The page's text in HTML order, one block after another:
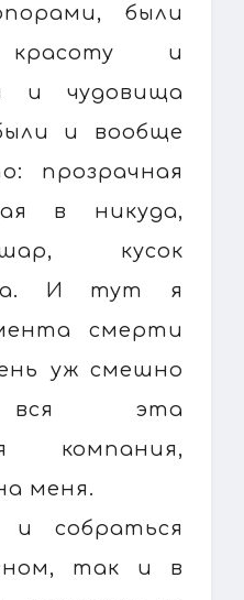
были
красоту и
и чудовища
и вообще
прозрачная
в никуда,
кусок
И тут я
смерти
уж смешно
вся эта
компания,
меня.
и собраться
так и в